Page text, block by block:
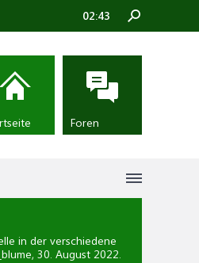
in der verschiedene
30. August 2022.
02:43
Foren